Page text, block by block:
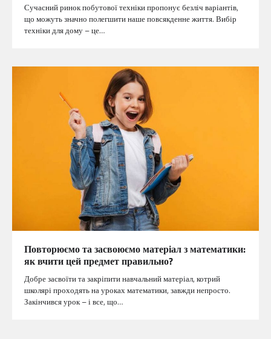
Сучасний ринок побутової техніки пропонує безліч варіантів,
що можуть значно полегшити наше повсякденне життя. Вибір
техніки для дому – це…
Повторюємо та засвоюємо матеріал з математики:
як вчити цей предмет правильно?
Добре засвоїти та закріпити навчальний матеріал, котрий
школярі проходять на уроках математики, завжди непросто.
Закінчився урок – і все, що…